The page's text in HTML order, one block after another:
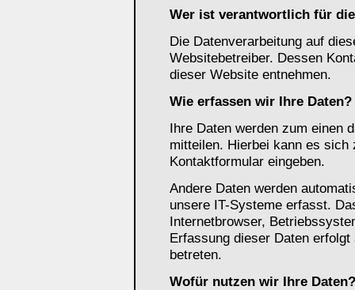
Wer ist verantwortlich für
Die Datenverarbeitung auf
Websitebetreiber. Dessen
dieser Website entnehmen.
Wie erfassen wir Ihre Daten?
Ihre Daten werden zum einen
mitteilen. Hierbei kann es sich
Kontaktformular eingeben.
Andere Daten werden
unsere IT-Systeme erfasst.
Internetbrowser,
Erfassung dieser Daten
betreten.
Wofür nutzen wir Ihre Daten?